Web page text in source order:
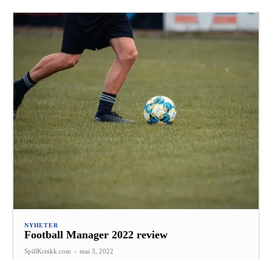
NYHETER
Football Manager 2022 review
SpillKritikk.com - mai 3, 2022